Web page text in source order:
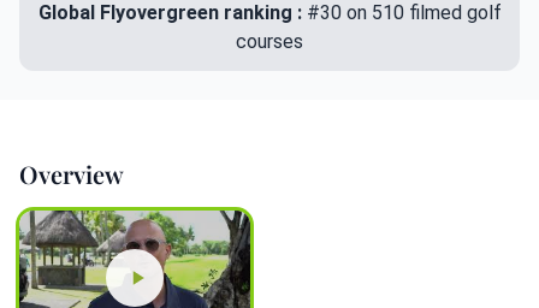
Global Flyovergreen ranking : #30 on 510 filmed golf
courses
Overview